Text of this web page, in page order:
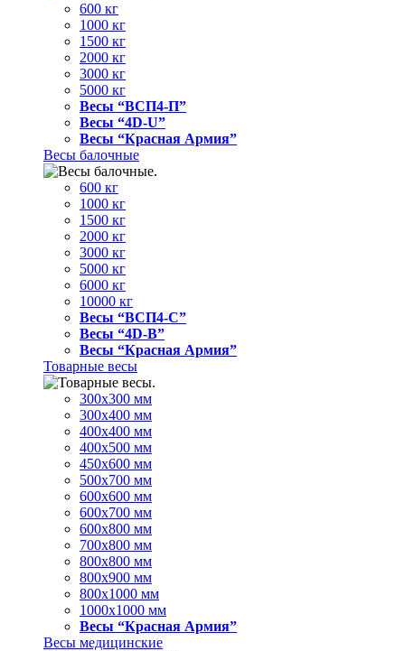
600 кг
1000 кг
1500 кг
2000 кг
3000 кг
5000 кг
Весы “ВСП4-П”
Весы “4D-U”
Весы “Красная Армия”
Весы балочные
600 кг
1000 кг
1500 кг
2000 кг
3000 кг
5000 кг
6000 кг
10000 кг
Весы “ВСП4-С”
Весы “4D-В”
Весы “Красная Армия”
Товарные весы
300х300 мм
300х400 мм
400х400 мм
400х500 мм
450х600 мм
500х700 мм
600х600 мм
600х700 мм
600х800 мм
700х800 мм
800х800 мм
800х900 мм
800х1000 мм
1000х1000 мм
Весы “Красная Армия”
Весы медицинские